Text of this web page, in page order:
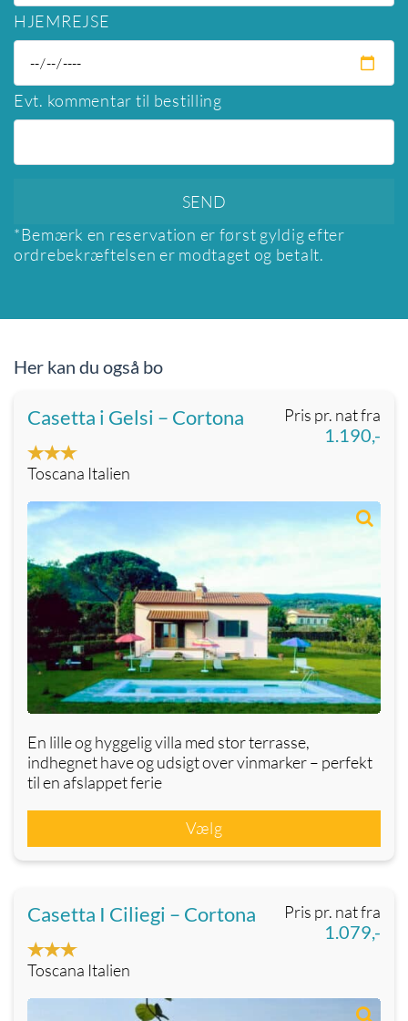
HJEMREJSE
Evt. kommentar til bestilling
*Bemærk en reservation er først gyldig efter
ordrebekræftelsen er modtaget og betalt.
Her kan du også bo
Pris pr. nat fra
1.190,-
Casetta i Gelsi – Cortona
Toscana Italien
En lille og hyggelig villa med stor terrasse,
indhegnet have og udsigt over vinmarker – perfekt
til en afslappet ferie
Vælg
Pris pr. nat fra
1.079,-
Casetta I Ciliegi – Cortona
Toscana Italien